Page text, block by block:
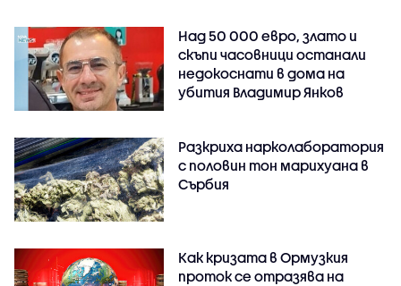
Над 50 000 евро, злато и
скъпи часовници останали
недокоснати в дома на
убития Владимир Янков
Разкриха нарколаборатория
с половин тон марихуана в
Сърбия
Как кризата в Ормузкия
проток се отразява на